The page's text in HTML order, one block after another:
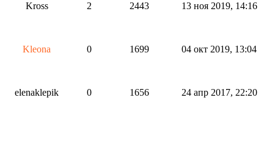
Kross 2 2443 13 ноя 2019, 14:16
Kleona 0 1699 04 окт 2019, 13:04
elenaklepik 0 1656 24 апр 2017, 22:20